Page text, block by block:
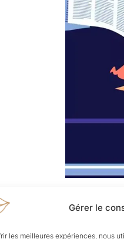
Gérer le
les meilleures expériences, nous